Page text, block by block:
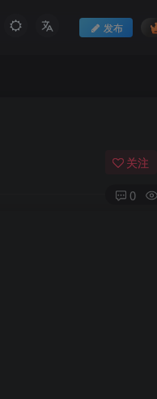
发布
关注
0